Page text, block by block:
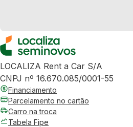
LOCALIZA Rent a Car S/A
CNPJ nº 16.670.085/0001-55
Financiamento
Parcelamento no cartão
Carro na troca
Tabela Fipe